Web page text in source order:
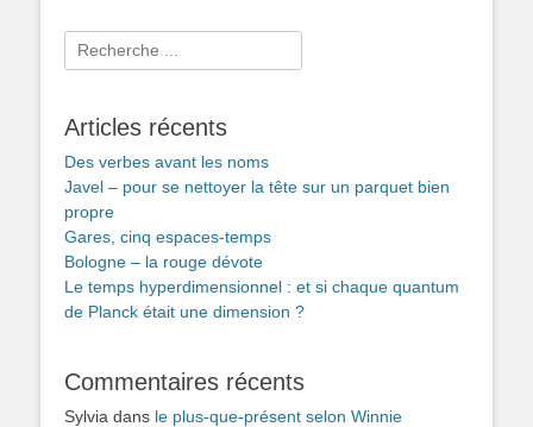
Rechercher :
Articles récents
Des verbes avant les noms
Javel – pour se nettoyer la tête sur un parquet bien
propre
Gares, cinq espaces-temps
Bologne – la rouge dévote
Le temps hyperdimensionnel : et si chaque quantum
de Planck était une dimension ?
Commentaires récents
Sylvia dans le plus-que-présent selon Winnie